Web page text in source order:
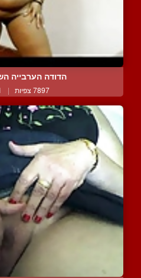
הדודה הערבייה
7897 צפיות |
1